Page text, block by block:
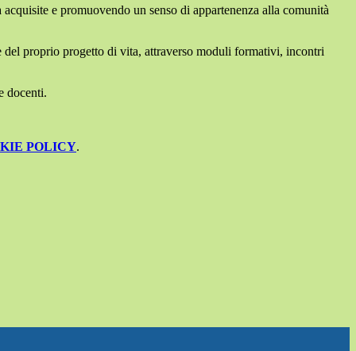
e promuovendo un senso di appartenenza alla comunità
proprio progetto di vita, attraverso moduli formativi, incontri
docenti.
POLICY.